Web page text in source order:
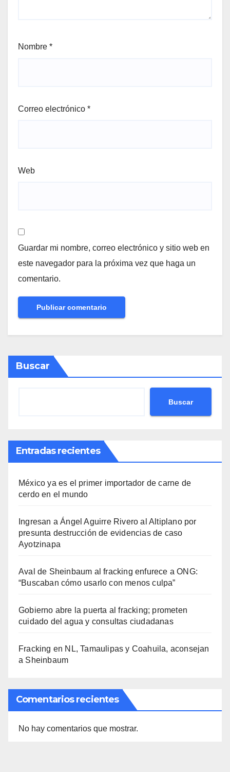
Nombre *
Correo electrónico *
Web
Guardar mi nombre, correo electrónico y sitio web en
este navegador para la próxima vez que haga un
comentario.
Buscar
Buscar
Entradas recientes
México ya es el primer importador de carne de
cerdo en el mundo
Ingresan a Ángel Aguirre Rivero al Altiplano por
presunta destrucción de evidencias de caso
Ayotzinapa
Aval de Sheinbaum al fracking enfurece a ONG:
“Buscaban cómo usarlo con menos culpa”
Gobierno abre la puerta al fracking; prometen
cuidado del agua y consultas ciudadanas
Fracking en NL, Tamaulipas y Coahuila, aconsejan
a Sheinbaum
Comentarios recientes
No hay comentarios que mostrar.